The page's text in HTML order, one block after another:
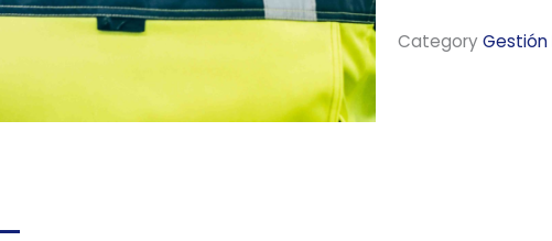
Prevención
CategoryGestión